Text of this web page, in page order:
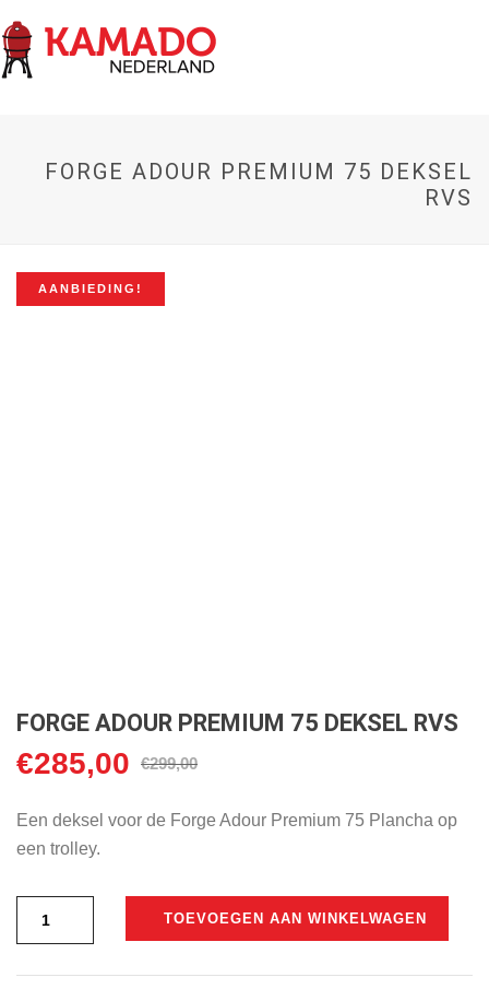
FORGE ADOUR PREMIUM 75 DEKSEL
RVS
AANBIEDING!
FORGE ADOUR PREMIUM 75 DEKSEL RVS
€299,00
Oorspronkelijke
was:
€299,00.
€285,00 Huidige
is:
Een deksel voor de Forge Adour Premium 75 Plancha op
een trolley.
TOEVOEGEN AAN WINKELWAGEN